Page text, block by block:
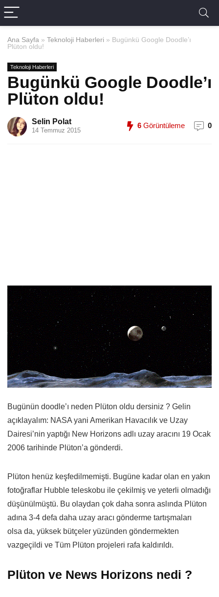
Ana Sayfa » Teknoloji Haberleri » Bugünkü Google Doodle’ı
Plüton oldu!
Teknoloji Haberleri
Bugünkü Google Doodle’ı
Plüton oldu!
Selin Polat
14 Temmuz 2015
6 Görüntüleme 0
Bugünün doodle’ı neden Plüton oldu dersiniz ? Gelin
açıklayalım: NASA yani Amerikan Havacılık ve Uzay
Dairesi’nin yaptığı New Horizons adlı uzay aracını 19 Ocak
2006 tarihinde Plüton’a gönderdi.
Plüton henüz keşfedilmemişti. Bugüne kadar olan en yakın
fotoğraflar Hubble teleskobu ile çekilmiş ve yeterli olmadığı
düşünülmüştü. Bu olaydan çok daha sonra aslında Plüton
adına 3-4 defa daha uzay aracı gönderme tartışmaları
olsa da, yüksek bütçeler yüzünden göndermekten
vazgeçildi ve Tüm Plüton projeleri rafa kaldırıldı.
Plüton ve News Horizons nedi ?